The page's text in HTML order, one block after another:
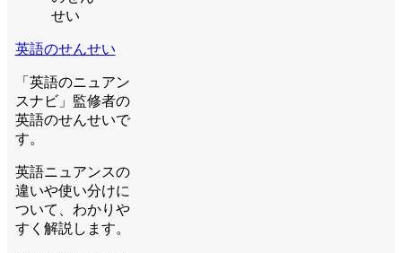
英語のせんせい
「英語のニュアン
スナビ」監修者の
英語のせんせいで
す。
英語ニュアンスの
違いや使い分けに
ついて、わかりや
すく解説します。